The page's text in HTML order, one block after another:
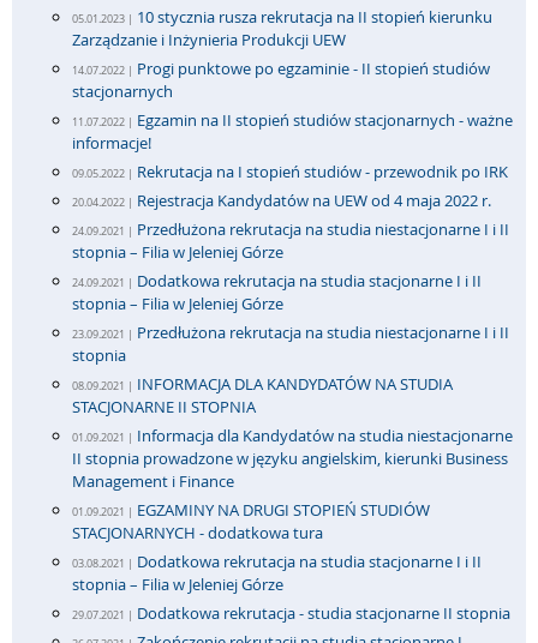
05.01.2023 | 10 stycznia rusza rekrutacja na II stopień kierunku
Zarządzanie i Inżynieria Produkcji UEW
14.07.2022 | Progi punktowe po egzaminie - II stopień studiów
stacjonarnych
11.07.2022 | Egzamin na II stopień studiów stacjonarnych - ważne
informacje!
09.05.2022 | Rekrutacja na I stopień studiów - przewodnik po IRK
20.04.2022 | Rejestracja Kandydatów na UEW od 4 maja 2022 r.
24.09.2021 | Przedłużona rekrutacja na studia niestacjonarne I i II
stopnia – Filia w Jeleniej Górze
24.09.2021 | Dodatkowa rekrutacja na studia stacjonarne I i II
stopnia – Filia w Jeleniej Górze
23.09.2021 | Przedłużona rekrutacja na studia niestacjonarne I i II
stopnia
08.09.2021 | INFORMACJA DLA KANDYDATÓW NA STUDIA
STACJONARNE II STOPNIA
01.09.2021 | Informacja dla Kandydatów na studia niestacjonarne
II stopnia prowadzone w języku angielskim, kierunki Business
Management i Finance
01.09.2021 | EGZAMINY NA DRUGI STOPIEŃ STUDIÓW
STACJONARNYCH - dodatkowa tura
03.08.2021 | Dodatkowa rekrutacja na studia stacjonarne I i II
stopnia – Filia w Jeleniej Górze
29.07.2021 | Dodatkowa rekrutacja - studia stacjonarne II stopnia